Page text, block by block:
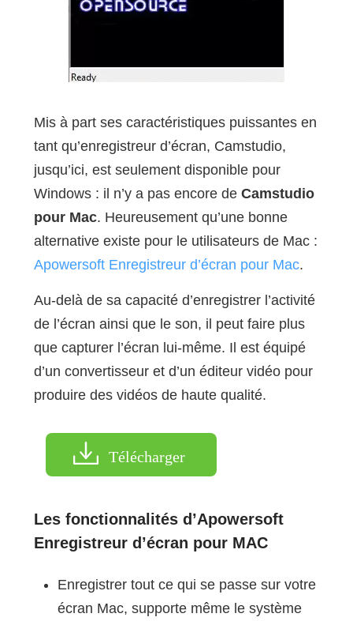
Mis à part ses caractéristiques puissantes en
tant qu’enregistreur d’écran, Camstudio,
jusqu’ici, est seulement disponible pour
Windows : il n’y a pas encore de Camstudio
pour Mac. Heureusement qu’une bonne
alternative existe pour le utilisateurs de Mac :
Apowersoft Enregistreur d’écran pour Mac.
Au-delà de sa capacité d’enregistrer l’activité
de l’écran ainsi que le son, il peut faire plus
que capturer l’écran lui-même. Il est équipé
d’un convertisseur et d’un éditeur vidéo pour
produire des vidéos de haute qualité.
Télécharger
Les fonctionnalités d’Apowersoft
Enregistreur d’écran pour MAC
Enregistrer tout ce qui se passe sur votre
écran Mac, supporte même le système